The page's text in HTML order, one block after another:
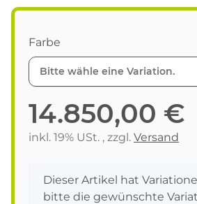
Farbe
Bitte wähle eine Variation.
14.850,00 €
inkl. 19% USt. , zzgl. Versand
x
Dieser Artikel hat
bitte die gewünschte